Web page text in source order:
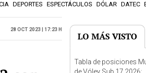
DEPORTES ESPECTÁCULOS DÓLAR DATEC
28 Oct 2023 | 17:23 h
LO MÁS VISTO
Tabla de posiciones
de Vóley Sub 17 2026: